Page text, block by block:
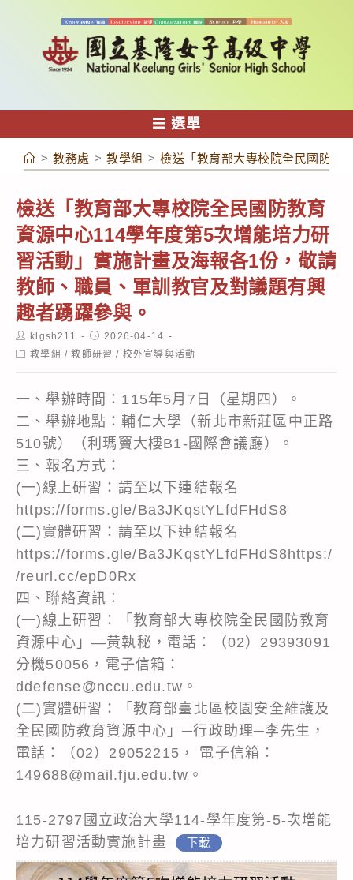
容
選單
> 教務處 > 教學組 > 檢送「教育部大專校院全民國防教
檢送「教育部大專校院全民國防教育
資源中心114學年度第5次增能培力研
習活動」實施計畫及海報各1份，敬請
教師、職員、軍訓教官及對議題有興
趣者踴躍參與。
Post
author:
klgsh211
Post
published:
2026-04-14
Post教學組 / 教師研習 / 校外宣導與活動
一、舉辦時間：115年5月7日（星期四）。
二、舉辦地點：輔仁大學（新北市新莊區中正路
510號）（利瑪竇大樓B1-國際會議廳）。
三、報名方式：
(一)線上研習：請至以下連結報名
https://forms.gle/Ba3JKqstYLfdFHdS8
(二)實體研習：請至以下連結報名
https://forms.gle/Ba3JKqstYLfdFHdS8https:/
/reurl.cc/epD0Rx
四、聯絡資訊：
(一)線上研習：「教育部大專校院全民國防教育
資源中心」―黃執秘，電話：（02）29393091
分機50056，電子信箱：
ddefense@nccu.edu.tw。
(二)實體研習：「教育部臺北區校園安全維護及
全民國防教育資源中心」─行政助理─李先生，
電話：（02）29052215， 電子信箱：
149688@mail.fju.edu.tw。
115-2797國立政治大學114-學年度第-5-次增能
培力研習活動實施計畫
下載